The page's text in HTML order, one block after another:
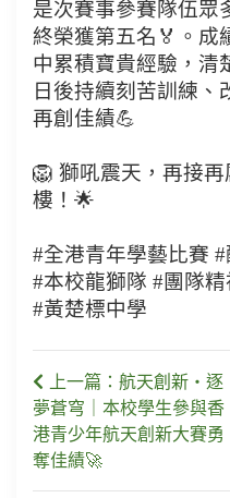
是次賽事參賽隊伍眾
終榮獲第五名🏅。成
中累積寶貴經驗，清
日後持續刻苦訓練、
再創佳績💪
🦁 獅吼震天，再接
樓！🌟
#全港青年學藝比賽
#本校龍獅隊 #團隊精
#黃楚標中學
上一篇：航天創新・逐
夢蒼穹｜本校學生參與香
港青少年航天創新大賽勇
奪佳績🚀